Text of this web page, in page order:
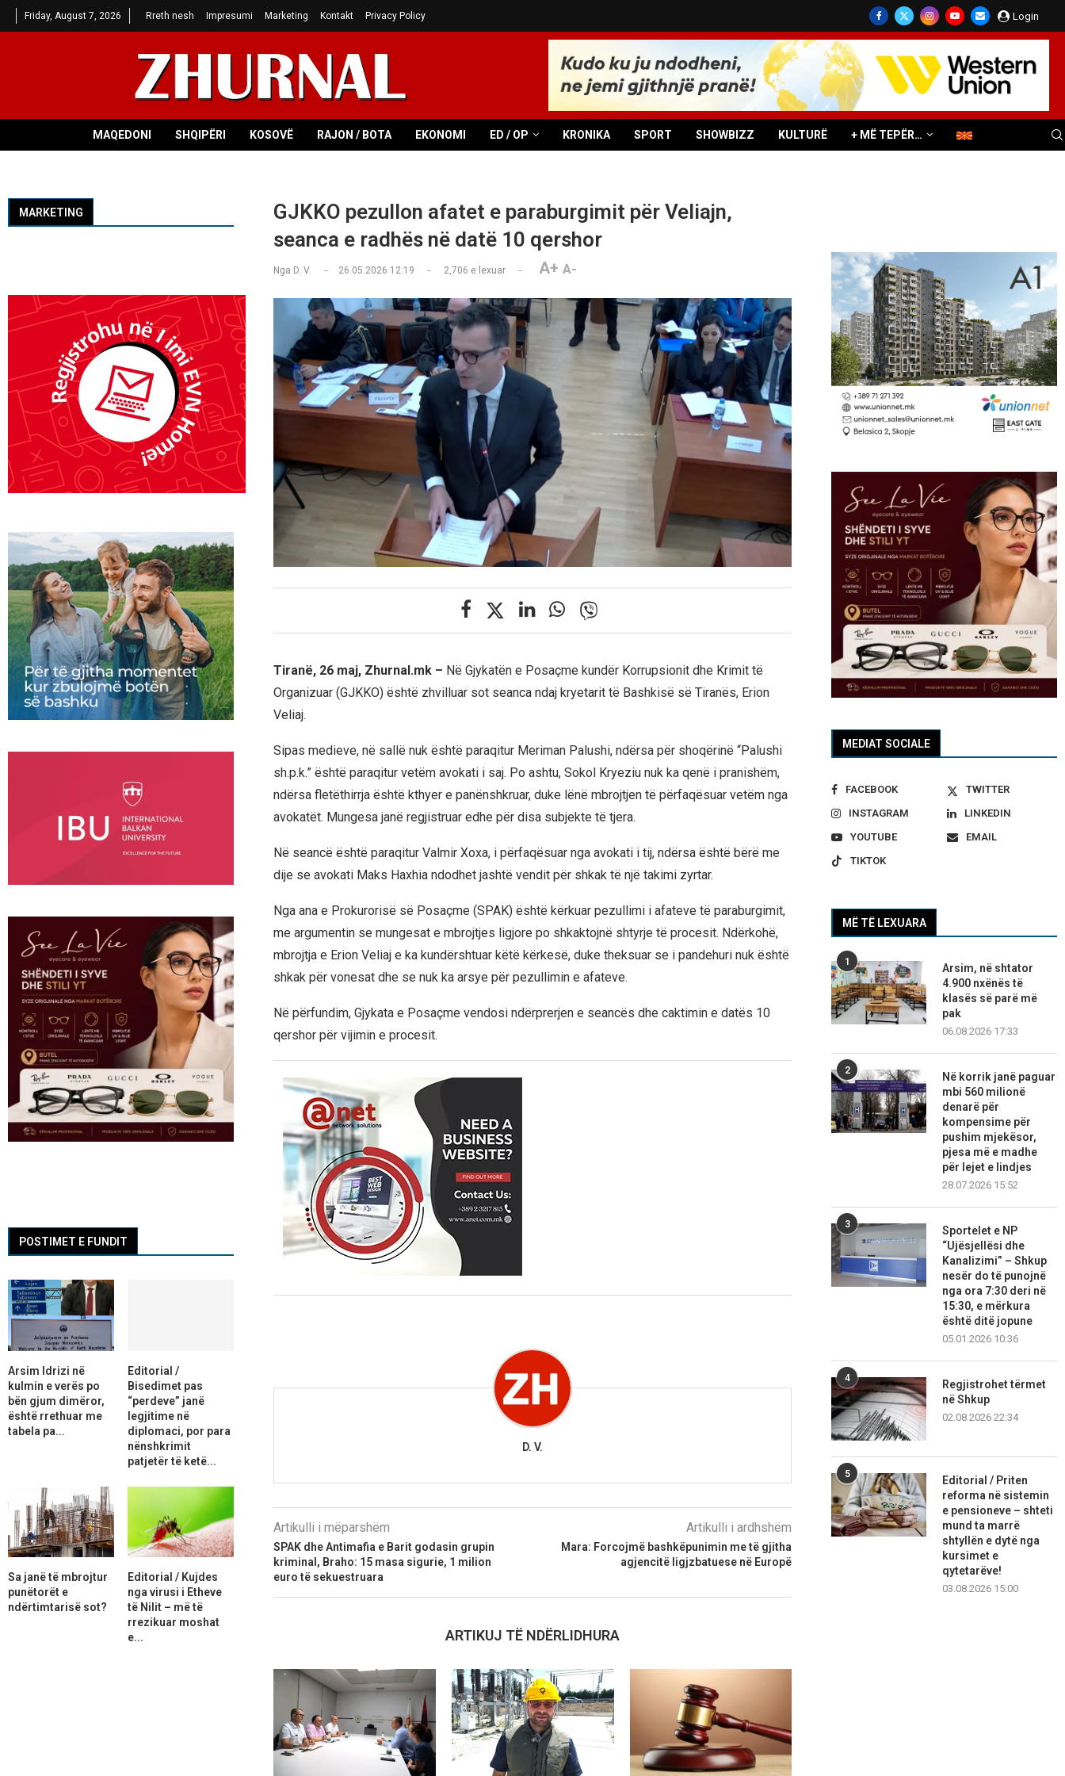
Friday, August 7, 2026 Rreth nesh Impresumi Marketing Kontakt Privacy Policy Login
MAQEDONI SHQIPËRI KOSOVË RAJON / BOTA EKONOMI ED / OP KRONIKA SPORT SHOWBIZZ KULTURË + MË TEPËR…
GJKKO pezullon afatet e paraburgimit për Veliajn,
seanca e radhës në datë 10 qershor
Nga D. V. 26.05.2026 12:19 2,706 e lexuar A+ A-
Tiranë, 26 maj, Zhurnal.mk – Në Gjykatën e Posaçme kundër Korrupsionit dhe Krimit të
Organizuar (GJKKO) është zhvilluar sot seanca ndaj kryetarit të Bashkisë së Tiranës, Erion
Veliaj.
Sipas medieve, në sallë nuk është paraqitur Meriman Palushi, ndërsa për shoqërinë “Palushi
sh.p.k.” është paraqitur vetëm avokati i saj. Po ashtu, Sokol Kryeziu nuk ka qenë i pranishëm,
ndërsa fletëthirrja është kthyer e panënshkruar, duke lënë mbrojtjen të përfaqësuar vetëm nga
avokatët. Mungesa janë regjistruar edhe për disa subjekte të tjera.
Në seancë është paraqitur Valmir Xoxa, i përfaqësuar nga avokati i tij, ndërsa është bërë me
dije se avokati Maks Haxhia ndodhet jashtë vendit për shkak të një takimi zyrtar.
Nga ana e Prokurorisë së Posaçme (SPAK) është kërkuar pezullimi i afateve të paraburgimit,
me argumentin se mungesat e mbrojtjes ligjore po shkaktojnë shtyrje të procesit. Ndërkohë,
mbrojtja e Erion Veliaj e ka kundërshtuar këtë kërkesë, duke theksuar se i pandehuri nuk është
shkak për vonesat dhe se nuk ka arsye për pezullimin e afateve.
Në përfundim, Gjykata e Posaçme vendosi ndërprerjen e seancës dhe caktimin e datës 10
qershor për vijimin e procesit.
D. V.
Artikulli i mëparshëm
SPAK dhe Antimafia e Barit godasin grupin
kriminal, Braho: 15 masa sigurie, 1 milion
euro të sekuestruara
Artikulli i ardhshëm
Mara: Forcojmë bashkëpunimin me të gjitha
agjencitë ligjzbatuese në Europë
ARTIKUJ TË NDËRLIDHURA
MEDIAT SOCIALE
FACEBOOK
TWITTER
INSTAGRAM
LINKEDIN
YOUTUBE
EMAIL
TIKTOK
MË TË LEXUARA
1
Arsim, në shtator
4.900 nxënës të
klasës së parë më
pak
06.08.2026 17:33
2
Në korrik janë paguar
mbi 560 milionë
denarë për
kompensime për
pushim mjekësor,
pjesa më e madhe
për lejet e lindjes
28.07.2026 15:52
3
Sportelet e NP
“Ujësjellësi dhe
Kanalizimi” – Shkup
nesër do të punojnë
nga ora 7:30 deri në
15:30, e mërkura
është ditë jopune
05.01.2026 10:36
4
Regjistrohet tërmet
në Shkup
02.08.2026 22:34
5
Editorial / Priten
reforma në sistemin
e pensioneve – shteti
mund ta marrë
shtyllën e dytë nga
kursimet e
qytetarëve!
03.08.2026 15:00
MARKETING
POSTIMET E FUNDIT
Arsim Idrizi në
kulmin e verës po
bën gjum dimëror,
është rrethuar me
tabela pa...
Editorial /
Bisedimet pas
“perdeve” janë
legjitime në
diplomaci, por para
nënshkrimit
patjetër të ketë...
Sa janë të mbrojtur
punëtorët e
ndërtimtarisë sot?
Editorial / Kujdes
nga virusi i Etheve
të Nilit – më të
rrezikuar moshat
e...